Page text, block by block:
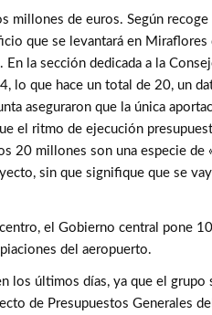
millones de euros. Según recoge
que se levantará en Miraflores
la sección dedicada a la
lo que hace un total de 20, un
aseguraron que la única
el ritmo de ejecución
20 millones son una especie de
sin que signifique que se
el Gobierno central pone
del aeropuerto.
los últimos días, ya que el grupo
de Presupuestos Generales